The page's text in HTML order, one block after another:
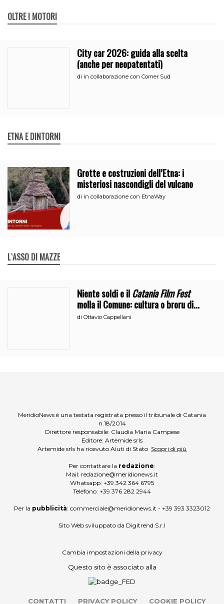
OLTRE I MOTORI
City car 2026: guida alla scelta
(anche per neopatentati)
di in collaborazione con Comer Sud
ETNA E DINTORNI
Grotte e costruzioni dell’Etna: i
misteriosi nascondigli del vulcano
di in collaborazione con EtnaWay
L`ASSO DI MAZZE
Niente soldi e ilCatania Film Fest
molla il Comune: cultura o broru di
ciciri?
diOttavio Cappellani
MeridioNews è una testata registrata presso il tribunale di Catania
n.18/2014
Direttore responsabile: Claudia Maria Campese
Editore: Artemide srls
Artemide srls ha ricevuto Aiuti di Stato Scopri di più
Per contattare la redazione:
Mail: redazione@meridionews.it
Whatsapp: +39 342 364 6795
Telefono: +39 376 282 2944
Per la pubblicità: commerciale@meridionews.it - +39 393 3323012
Sito Web sviluppato da Digitrend S.r.l
Cambia impostazioni della privacy
Questo sito è associato alla
CONTATTI PRIVACY POLICY COOKIE POLICY